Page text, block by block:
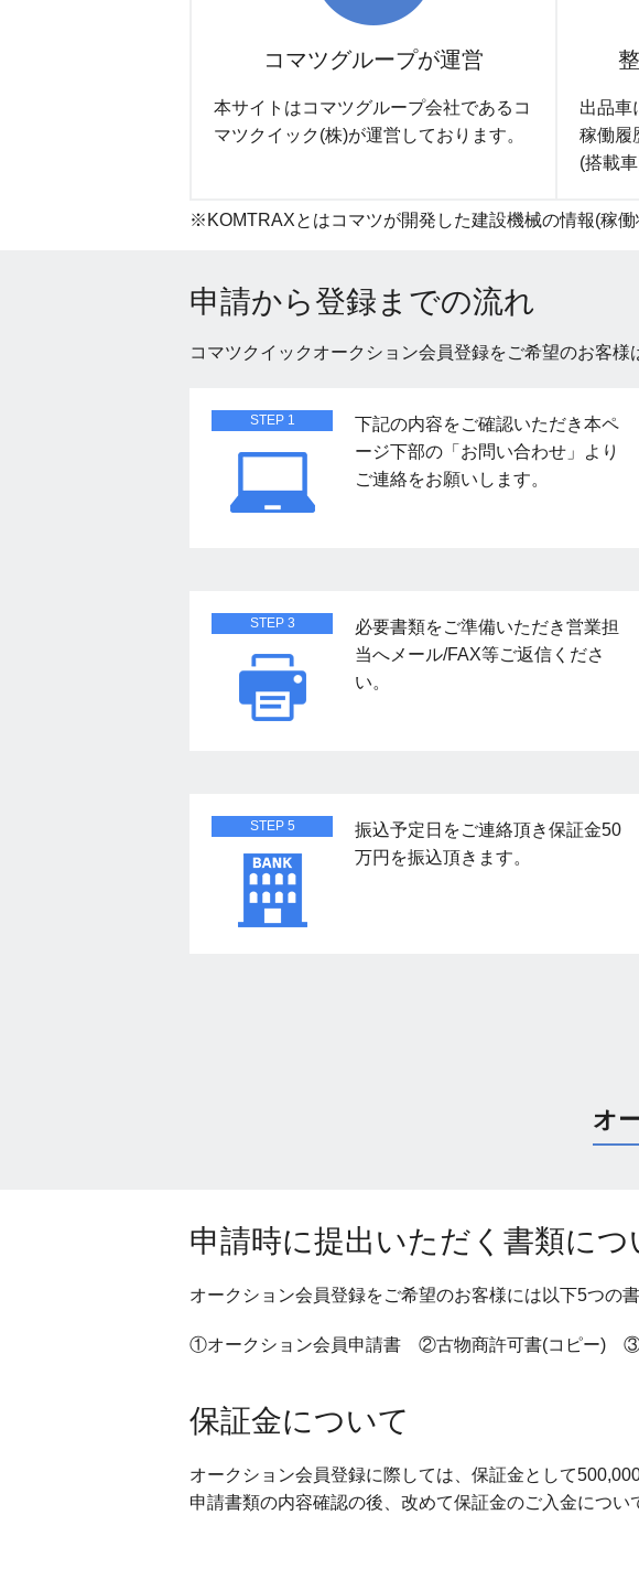
コマツグループが運営
本サイトはコマツグループ会社であるコ
マツクイック(株)が運営しております。
出品車
稼働履
(搭載
※ KOMTRAXとはコマツが開発した建設機械の情報(稼
申請から登録までの流れ
コマツクイックオークション会員登録をご希望のお客
STEP 1
下記の内容をご確認いただき本ペ
ージ下部の「お問い合わせ」より
ご連絡をお願いします。
STEP 3
必要書類をご準備いただき営業担
当へメール/FAX等ご返信くださ
い。
STEP 5
振込予定日をご連絡頂き保証金50
万円を振込頂きます。
オ
申請時に提出いただく書類につ
オークション会員登録をご希望のお客様には以下5つの
①オークション会員申請書 ②古物商許可書(コピー)
保証金について
オークション会員登録に際しては、保証金として
申請書類の内容確認の後、改めて保証金のご入金につい